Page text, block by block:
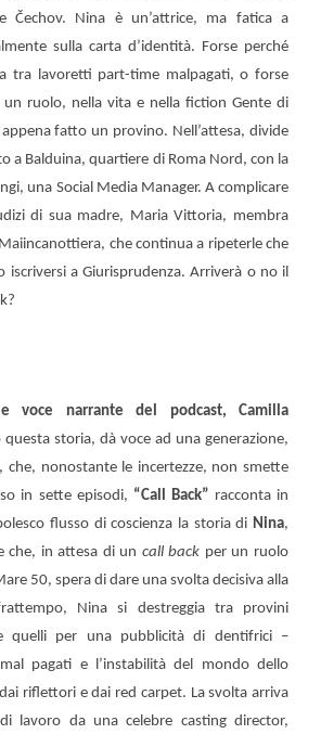
Čechov. Nina è un’attrice, ma fatica a
sulla carta d’identità. Forse perché
tra lavoretti part-time malpagati, o forse
un ruolo, nella vita e nella fiction Gente di
fatto un provino. Nell’attesa, divide
a Balduina, quartiere di Roma Nord, con la
una Social Media Manager. A complicare
di sua madre, Maria Vittoria, membra
che continua a ripeterle che
iscriversi a Giurisprudenza. Arriverà o no il
voce narrante del podcast, Camilla
storia, dà voce ad una generazione,
che, nonostante le incertezze, non smette
in sette episodi, “Call Back” racconta in
flusso di coscienza la storia di Nina,
che, in attesa di un call back per un ruolo
50, spera di dare una svolta decisiva alla
Nina si destreggia tra provini
quelli per una pubblicità di dentifrici –
pagati e l’instabilità del mondo dello
riflettori e dai red carpet. La svolta arriva
lavoro da una celebre casting director,